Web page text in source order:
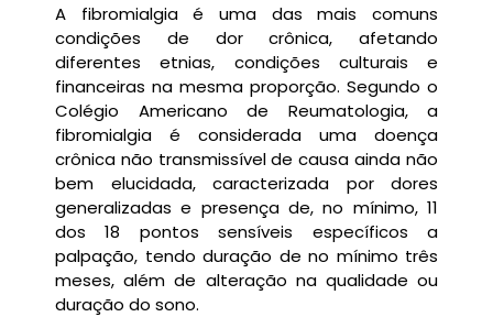
A fibromialgia é uma das mais comuns
condições de dor crônica, afetando
diferentes etnias, condições culturais e
financeiras na mesma proporção. Segundo o
Colégio Americano de Reumatologia, a
fibromialgia é considerada uma doença
crônica não transmissível de causa ainda não
bem elucidada, caracterizada por dores
generalizadas e presença de, no mínimo, 11
dos 18 pontos sensíveis específicos a
palpação, tendo duração de no mínimo três
meses, além de alteração na qualidade ou
duração do sono.